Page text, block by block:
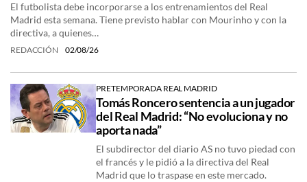
El futbolista debe incorporarse a los entrenamientos del Real
Madrid esta semana. Tiene previsto hablar con Mourinho y con la
directiva, a quienes…
REDACCIÓN 02/08/26
PRETEMPORADA REAL MADRID
Tomás Roncero sentencia a un jugador
del Real Madrid: “No evoluciona y no
aporta nada”
El subdirector del diario AS no tuvo piedad con
el francés y le pidió a la directiva del Real
Madrid que lo traspase en este mercado.